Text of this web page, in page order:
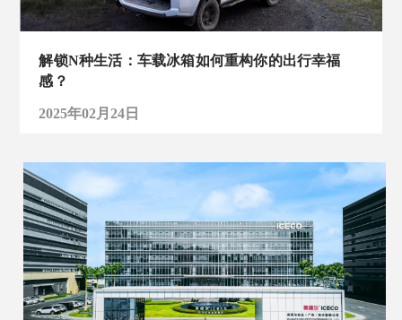
解锁N种生活：车载冰箱如何重构你的出行幸福
感？
2025年02月24日